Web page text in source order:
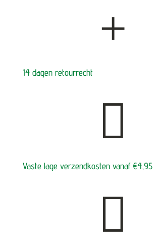
+
14 dagen retourrecht

Vaste lage verzendkosten vanaf €4,95
